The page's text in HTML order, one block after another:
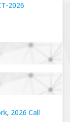
2026
de
PPS2024
2026 Call